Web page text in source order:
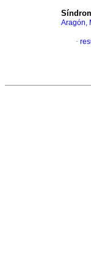
Aragón,
·